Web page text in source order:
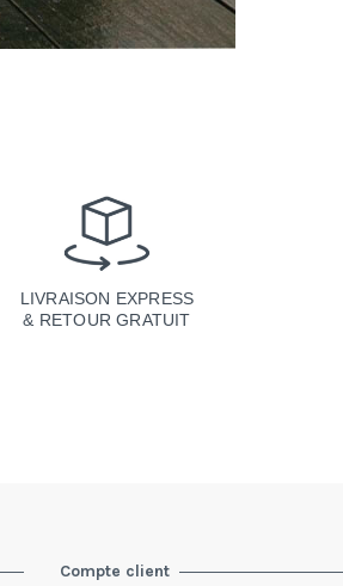
LIVRAISON EXPRESS
& RETOUR GRATUIT
Compte client